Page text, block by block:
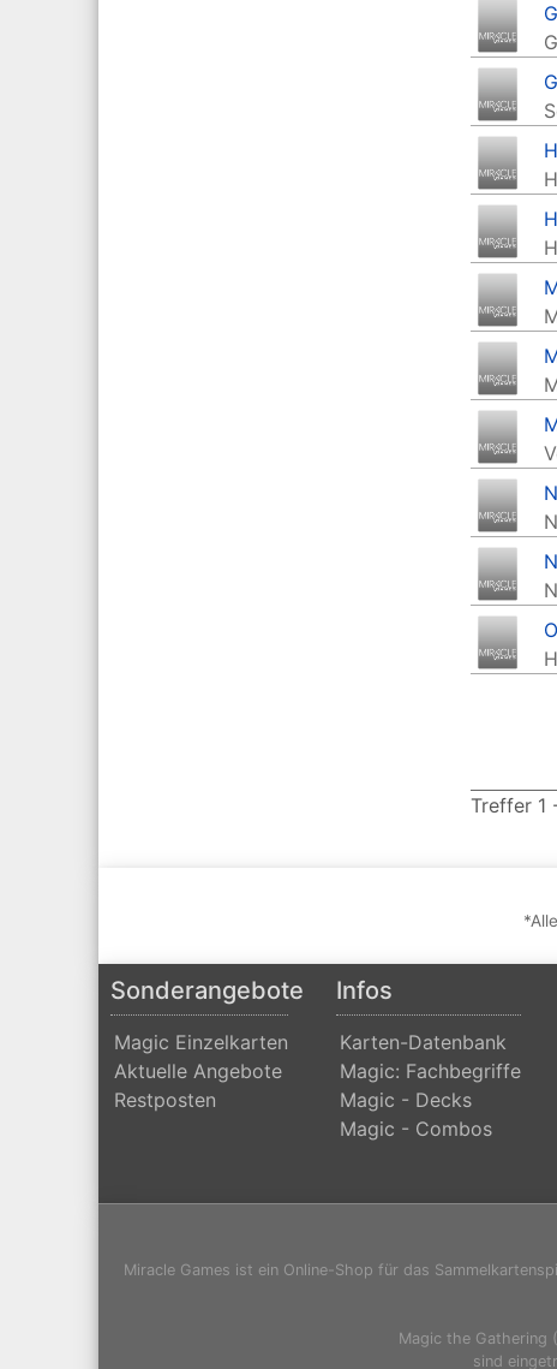
Treffer 1
Sonderangebote
Magic Einzelkarten
Aktuelle Angebote
Restposten
Infos
Karten-Datenbank
Magic: Fachbegriffe
Magic - Decks
Magic - Combos
Miracle Games ist ein Online-Shop für das
Magic the Gathering
sind